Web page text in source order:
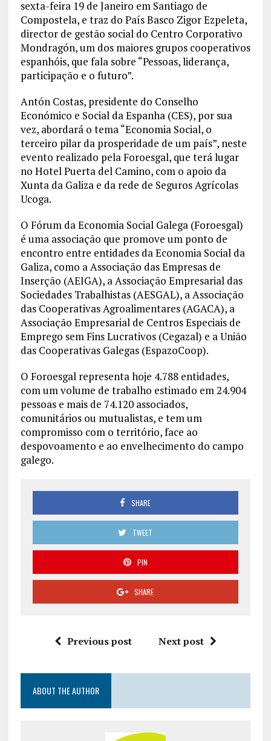
sexta-feira 19 de Janeiro em Santiago de
Compostela, e traz do País Basco Zigor Ezpeleta,
director de gestão social do Centro Corporativo
Mondragón, um dos maiores grupos cooperativos
espanhóis, que fala sobre “Pessoas, liderança,
participação e o futuro”.
Antón Costas, presidente do Conselho
Económico e Social da Espanha (CES), por sua
vez, abordará o tema “Economia Social, o
terceiro pilar da prosperidade de um país”, neste
evento realizado pela Foroesgal, que terá lugar
no Hotel Puerta del Camino, com o apoio da
Xunta da Galiza e da rede de Seguros Agrícolas
Ucoga.
O Fórum da Economia Social Galega (Foroesgal)
é uma associação que promove um ponto de
encontro entre entidades da Economia Social da
Galiza, como a Associação das Empresas de
Inserção (AEIGA), a Associação Empresarial das
Sociedades Trabalhistas (AESGAL), a Associação
das Cooperativas Agroalimentares (AGACA), a
Associação Empresarial de Centros Especiais de
Emprego sem Fins Lucrativos (Cegazal) e a União
das Cooperativas Galegas (EspazoCoop).
O Foroesgal representa hoje 4.788 entidades,
com um volume de trabalho estimado em 24.904
pessoas e mais de 74.120 associados,
comunitários ou mutualistas, e tem um
compromisso com o território, face ao
despovoamento e ao envelhecimento do campo
galego.
SHARE
TWEET
PIN
SHARE
Previous post Next post
ABOUT THE AUTHOR